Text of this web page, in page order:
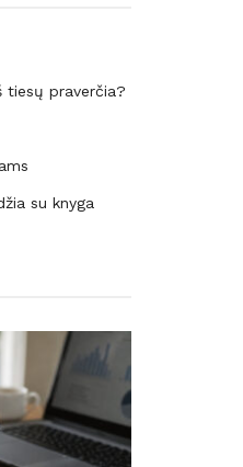
tiesų praverčia?
su knyga